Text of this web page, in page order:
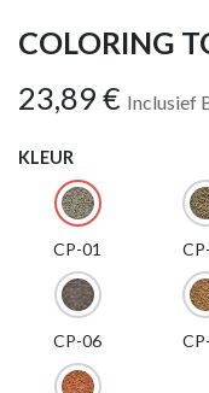
COLORING
23,89 € Inclusief
KLEUR
CP-01
CP-06